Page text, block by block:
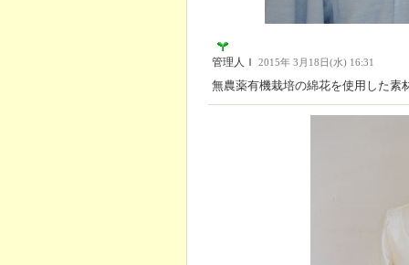
管理人Ｉ 2015年 3月18日(水) 16:31
無農薬有機栽培の綿花を使用した素